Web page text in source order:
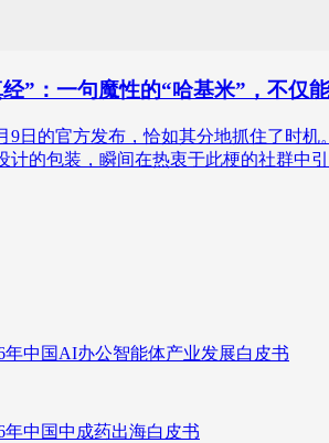
”：一句魔性的“哈基米”，不仅
9日的官方发布，恰如其分地抓住了时
计的包装，瞬间在热衷于此梗的社群中
年中国AI办公智能体产业发展白皮书
年中国中成药出海白皮书